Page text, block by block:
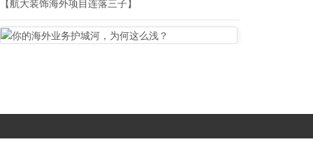
【航大装饰海外项目连落三子】